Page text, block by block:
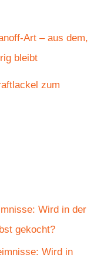
Art – aus dem,
bleibt
zum
Wird in der
gekocht?
Wird in